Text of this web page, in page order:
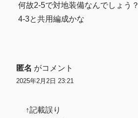
何故2-5で対地装備なんでしょう？
4-3と共用編成かな
匿名 がコメント
2025年2月2日 23:21
↑記載誤り